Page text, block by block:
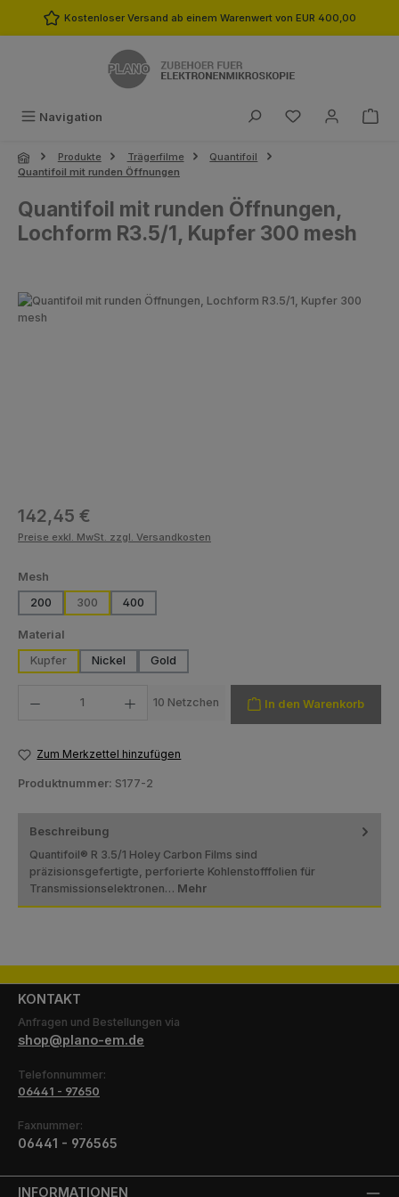
Zum Hauptinhalt springen
Kostenloser Versand ab einem Warenwert von EUR 400,00
Navigation Du hast 0
Produkte Trägerfilme
Quantifoil
Quantifoil mit runden Öffnungen
Quantifoil mit runden Öffnungen,
Lochform R3.5/1, Kupfer 300 mesh
Bildergalerie überspringen
Regulärer Preis:
142,45 €
Preise exkl. MwSt. zzgl. Versandkosten
Mesh
200
300 400
Material
Kupfer
Nickel Gold
10 Netzchen In den Warenkorb
Zum Merkzettel hinzufügen
Produktnummer: S177-2
Beschreibung
Quantifoil® R 3.5/1 Holey Carbon Films sind
präzisionsgefertigte, perforierte Kohlenstofffolien für
Transmissionselektronen… Mehr
KONTAKT
Anfragen und Bestellungen via
shop@plano-em.de
Telefonnummer:
06441 - 97650
Faxnummer:
06441 - 976565
INFORMATIONEN